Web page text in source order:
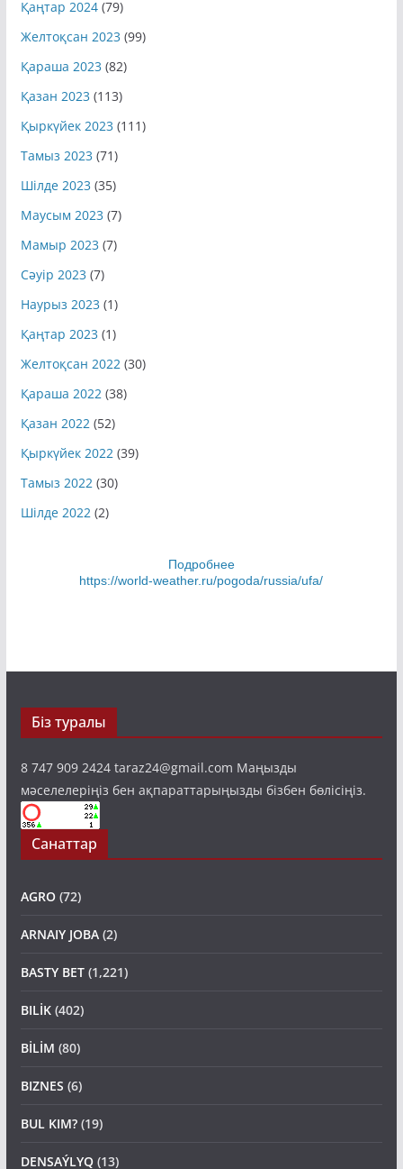
Қаңтар 2024(79)
Желтоқсан 2023 (99)
Қараша 2023 (82)
Қазан 2023 (113)
Қыркүйек 2023 (111)
Тамыз 2023 (71)
Шілде 2023 (35)
Маусым 2023 (7)
Мамыр 2023 (7)
Сәуір 2023 (7)
Наурыз 2023 (1)
Қаңтар 2023 (1)
Желтоқсан 2022(30)
Қараша 2022(38)
Қазан 2022(52)
Қыркүйек 2022(39)
Тамыз 2022(30)
Шілде 2022(2)
Подробнее
https://world-weather.ru/pogoda/russia/ufa/
Біз туралы
8 747 909 2424 taraz24@gmail.com Маңызды
мәселелеріңіз бен ақпараттарыңызды бізбен бөлісіңіз.
Санаттар
AGRO(72)
ARNAIY JOBA(2)
BASTY BET(1,221)
BILİK(402)
BİLİM (80)
BIZNES (6)
BUL KIM?(19)
DENSAÝLYQ(13)